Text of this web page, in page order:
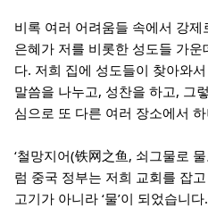
비록 여러 어려움들 속에서 강
은혜가 저를 비롯한 성도들 가
다. 저희 집에 성도들이 찾아와
말씀을 나누고, 성찬을 하고, 그
심으로 또 다른 여러 장소에서
‘철망지어(铁网之鱼, 쇠그물로
럼 중국 정부는 저희 교회를 잡
고기가 아니라 ‘물’이 되었습니